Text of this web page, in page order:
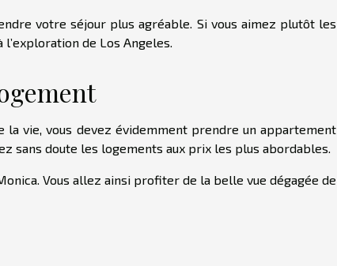
votre séjour plus agréable. Si vous aimez plutôt les
de Los Angeles.
vie, vous devez évidemment prendre un appartement
sans doute les logements aux prix les plus abordables.
Vous allez ainsi profiter de la belle vue dégagée de